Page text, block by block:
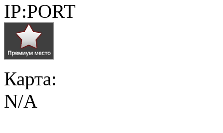
IP:PORT
Карта:
N/A